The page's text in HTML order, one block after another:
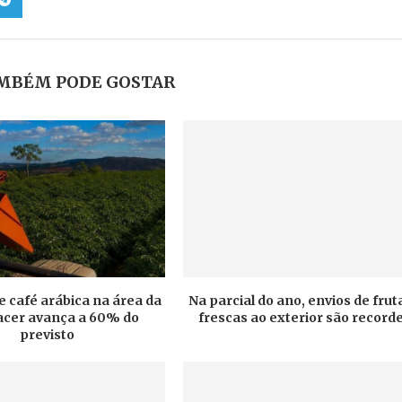
PODE GOSTAR
café arábica na área da
avança a 60% do
previsto
Na parcial do ano, envios de
frescas ao exterior são